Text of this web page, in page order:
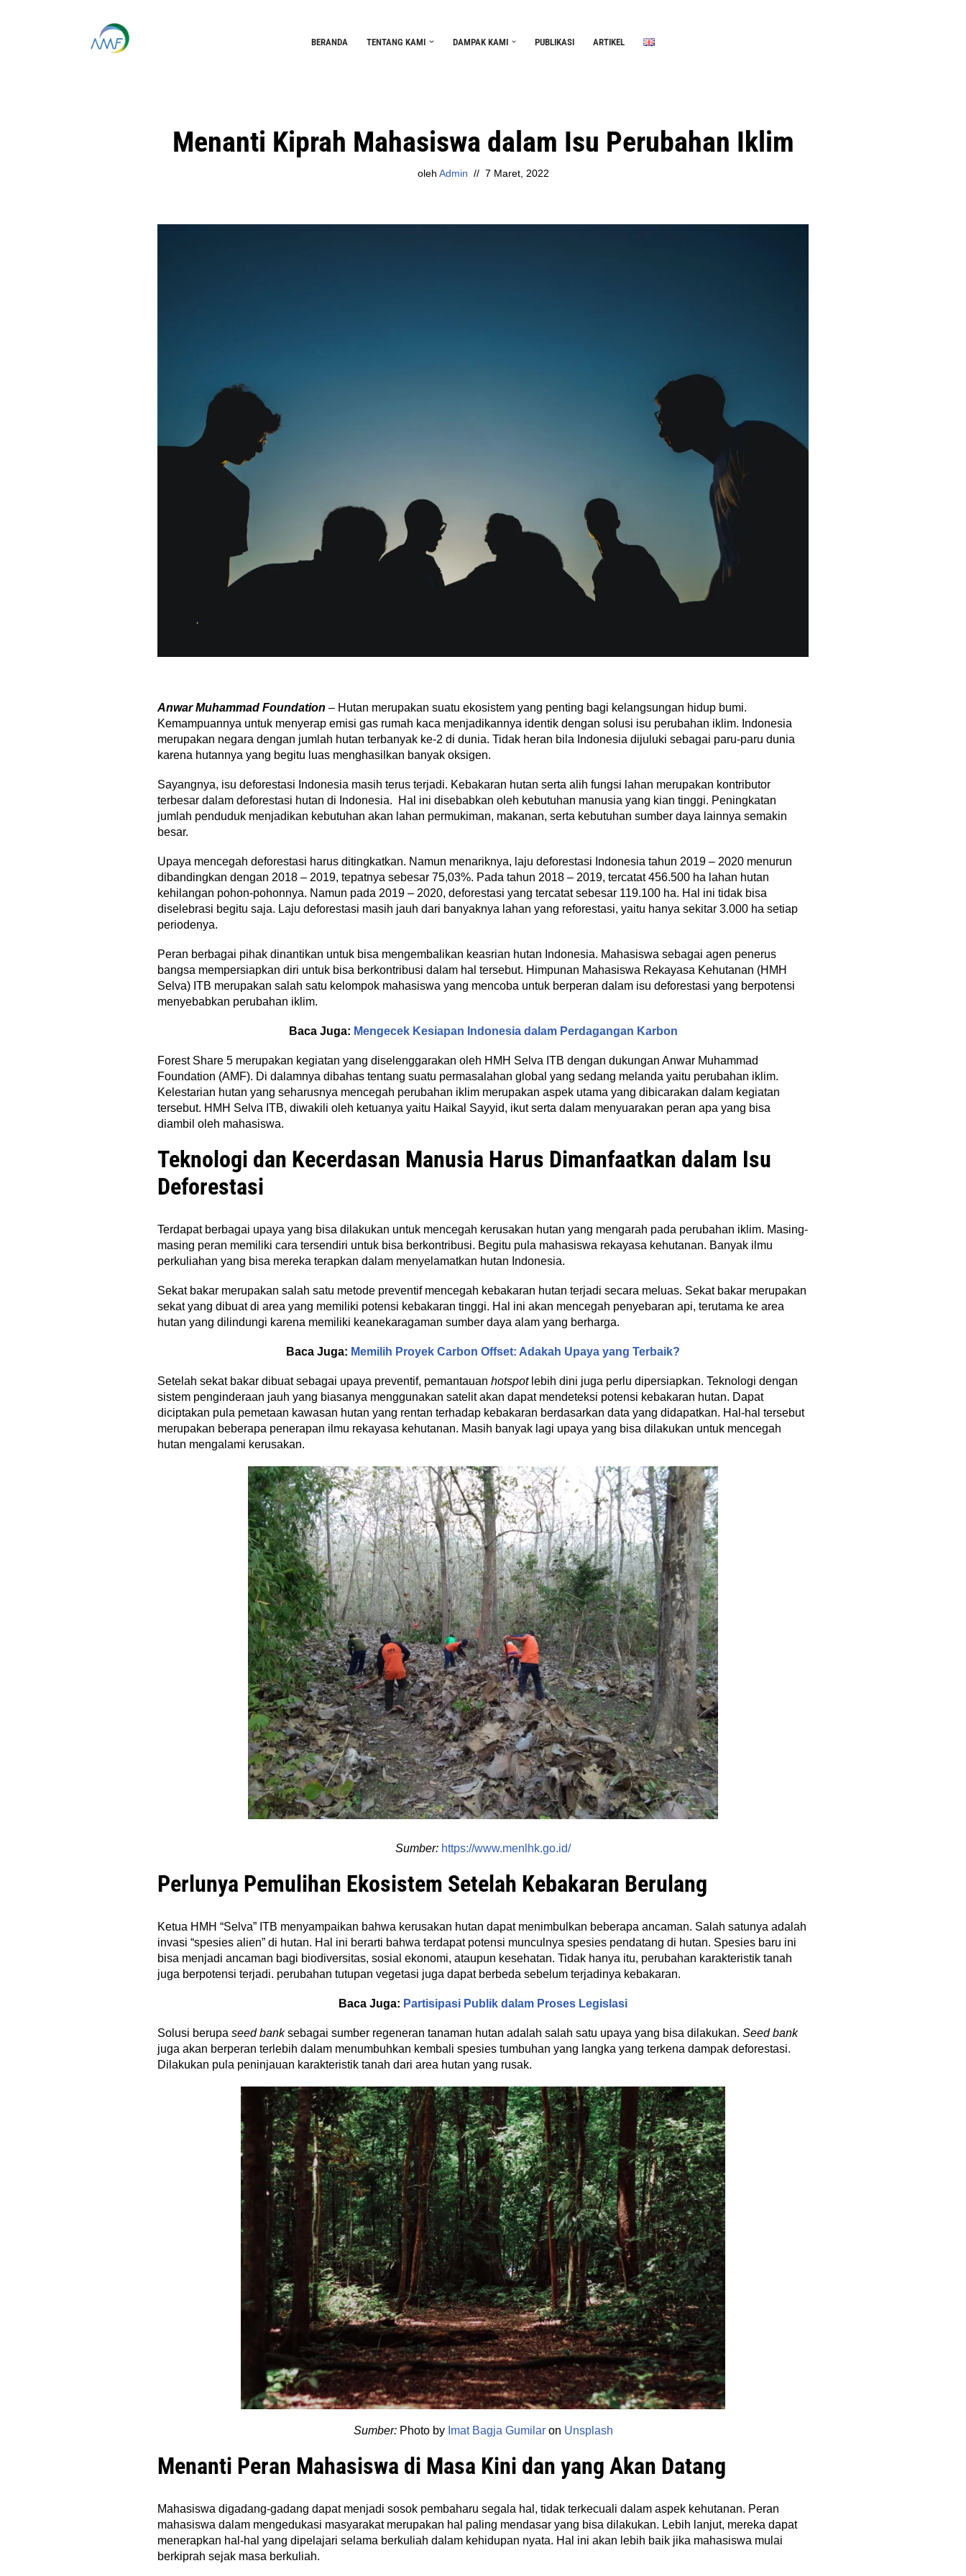
BERANDA TENTANG KAMI DAMPAK KAMI PUBLIKASI ARTIKEL
Menanti Kiprah Mahasiswa dalam Isu Perubahan Iklim
oleh Admin 7 Maret, 2022
Anwar Muhammad Foundation – Hutan merupakan suatu ekosistem yang penting bagi kelangsungan hidup bumi.
Kemampuannya untuk menyerap emisi gas rumah kaca menjadikannya identik dengan solusi isu perubahan iklim. Indonesia
merupakan negara dengan jumlah hutan terbanyak ke-2 di dunia. Tidak heran bila Indonesia dijuluki sebagai paru-paru dunia
karena hutannya yang begitu luas menghasilkan banyak oksigen.
Sayangnya, isu deforestasi Indonesia masih terus terjadi. Kebakaran hutan serta alih fungsi lahan merupakan kontributor
terbesar dalam deforestasi hutan di Indonesia. Hal ini disebabkan oleh kebutuhan manusia yang kian tinggi. Peningkatan
jumlah penduduk menjadikan kebutuhan akan lahan permukiman, makanan, serta kebutuhan sumber daya lainnya semakin
besar.
Upaya mencegah deforestasi harus ditingkatkan. Namun menariknya, laju deforestasi Indonesia tahun 2019 – 2020 menurun
dibandingkan dengan 2018 – 2019, tepatnya sebesar 75,03%. Pada tahun 2018 – 2019, tercatat 456.500 ha lahan hutan
kehilangan pohon-pohonnya. Namun pada 2019 – 2020, deforestasi yang tercatat sebesar 119.100 ha. Hal ini tidak bisa
diselebrasi begitu saja. Laju deforestasi masih jauh dari banyaknya lahan yang reforestasi, yaitu hanya sekitar 3.000 ha setiap
periodenya.
Peran berbagai pihak dinantikan untuk bisa mengembalikan keasrian hutan Indonesia. Mahasiswa sebagai agen penerus
bangsa mempersiapkan diri untuk bisa berkontribusi dalam hal tersebut. Himpunan Mahasiswa Rekayasa Kehutanan (HMH
Selva) ITB merupakan salah satu kelompok mahasiswa yang mencoba untuk berperan dalam isu deforestasi yang berpotensi
menyebabkan perubahan iklim.
Baca Juga: Mengecek Kesiapan Indonesia dalam Perdagangan Karbon
Forest Share 5 merupakan kegiatan yang diselenggarakan oleh HMH Selva ITB dengan dukungan Anwar Muhammad
Foundation (AMF). Di dalamnya dibahas tentang suatu permasalahan global yang sedang melanda yaitu perubahan iklim.
Kelestarian hutan yang seharusnya mencegah perubahan iklim merupakan aspek utama yang dibicarakan dalam kegiatan
tersebut. HMH Selva ITB, diwakili oleh ketuanya yaitu Haikal Sayyid, ikut serta dalam menyuarakan peran apa yang bisa
diambil oleh mahasiswa.
Teknologi dan Kecerdasan Manusia Harus Dimanfaatkan dalam Isu
Deforestasi
Terdapat berbagai upaya yang bisa dilakukan untuk mencegah kerusakan hutan yang mengarah pada perubahan iklim. Masing-
masing peran memiliki cara tersendiri untuk bisa berkontribusi. Begitu pula mahasiswa rekayasa kehutanan. Banyak ilmu
perkuliahan yang bisa mereka terapkan dalam menyelamatkan hutan Indonesia.
Sekat bakar merupakan salah satu metode preventif mencegah kebakaran hutan terjadi secara meluas. Sekat bakar merupakan
sekat yang dibuat di area yang memiliki potensi kebakaran tinggi. Hal ini akan mencegah penyebaran api, terutama ke area
hutan yang dilindungi karena memiliki keanekaragaman sumber daya alam yang berharga.
Baca Juga: Memilih Proyek Carbon Offset: Adakah Upaya yang Terbaik?
Setelah sekat bakar dibuat sebagai upaya preventif, pemantauan hotspotlebih dini juga perlu dipersiapkan. Teknologi dengan
sistem penginderaan jauh yang biasanya menggunakan satelit akan dapat mendeteksi potensi kebakaran hutan. Dapat
diciptakan pula pemetaan kawasan hutan yang rentan terhadap kebakaran berdasarkan data yang didapatkan. Hal-hal tersebut
merupakan beberapa penerapan ilmu rekayasa kehutanan. Masih banyak lagi upaya yang bisa dilakukan untuk mencegah
hutan mengalami kerusakan.
Sumber: https://www.menlhk.go.id/
Perlunya Pemulihan Ekosistem Setelah Kebakaran Berulang
Ketua HMH “Selva” ITB menyampaikan bahwa kerusakan hutan dapat menimbulkan beberapa ancaman. Salah satunya adalah
invasi “spesies alien” di hutan. Hal ini berarti bahwa terdapat potensi munculnya spesies pendatang di hutan. Spesies baru ini
bisa menjadi ancaman bagi biodiversitas, sosial ekonomi, ataupun kesehatan. Tidak hanya itu, perubahan karakteristik tanah
juga berpotensi terjadi. perubahan tutupan vegetasi juga dapat berbeda sebelum terjadinya kebakaran.
Baca Juga: Partisipasi Publik dalam Proses Legislasi
Solusi berupa seed banksebagai sumber regeneran tanaman hutan adalah salah satu upaya yang bisa dilakukan. Seed bank
juga akan berperan terlebih dalam menumbuhkan kembali spesies tumbuhan yang langka yang terkena dampak deforestasi.
Dilakukan pula peninjauan karakteristik tanah dari area hutan yang rusak.
Sumber:Photo by Imat Bagja Gumilaron Unsplash
Menanti Peran Mahasiswa di Masa Kini dan yang Akan Datang
Mahasiswa digadang-gadang dapat menjadi sosok pembaharu segala hal, tidak terkecuali dalam aspek kehutanan. Peran
mahasiswa dalam mengedukasi masyarakat merupakan hal paling mendasar yang bisa dilakukan. Lebih lanjut, mereka dapat
menerapkan hal-hal yang dipelajari selama berkuliah dalam kehidupan nyata. Hal ini akan lebih baik jika mahasiswa mulai
berkiprah sejak masa berkuliah.